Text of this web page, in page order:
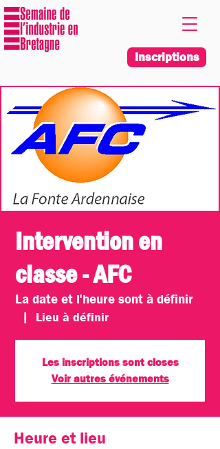
Inscriptions
Intervention en
classe - AFC
La date et l'heure sont à définir
  |
Lieu à définir
Les inscriptions sont closes
Voir autres événements
Heure et lieu